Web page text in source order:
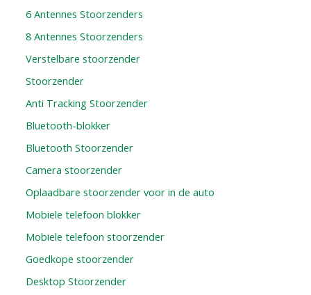
6 Antennes Stoorzenders
8 Antennes Stoorzenders
Verstelbare stoorzender
Stoorzender
Anti Tracking Stoorzender
Bluetooth-blokker
Bluetooth Stoorzender
Camera stoorzender
Oplaadbare stoorzender voor in de auto
Mobiele telefoon blokker
Mobiele telefoon stoorzender
Goedkope stoorzender
Desktop Stoorzender